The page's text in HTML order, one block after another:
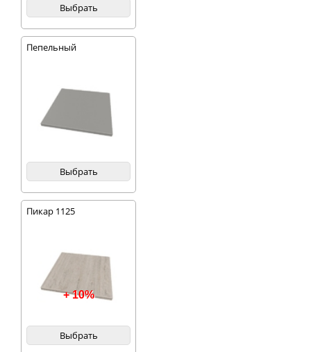
Выбрать
Пепельный
Выбрать
Пикар 1125
+ 10%
Выбрать